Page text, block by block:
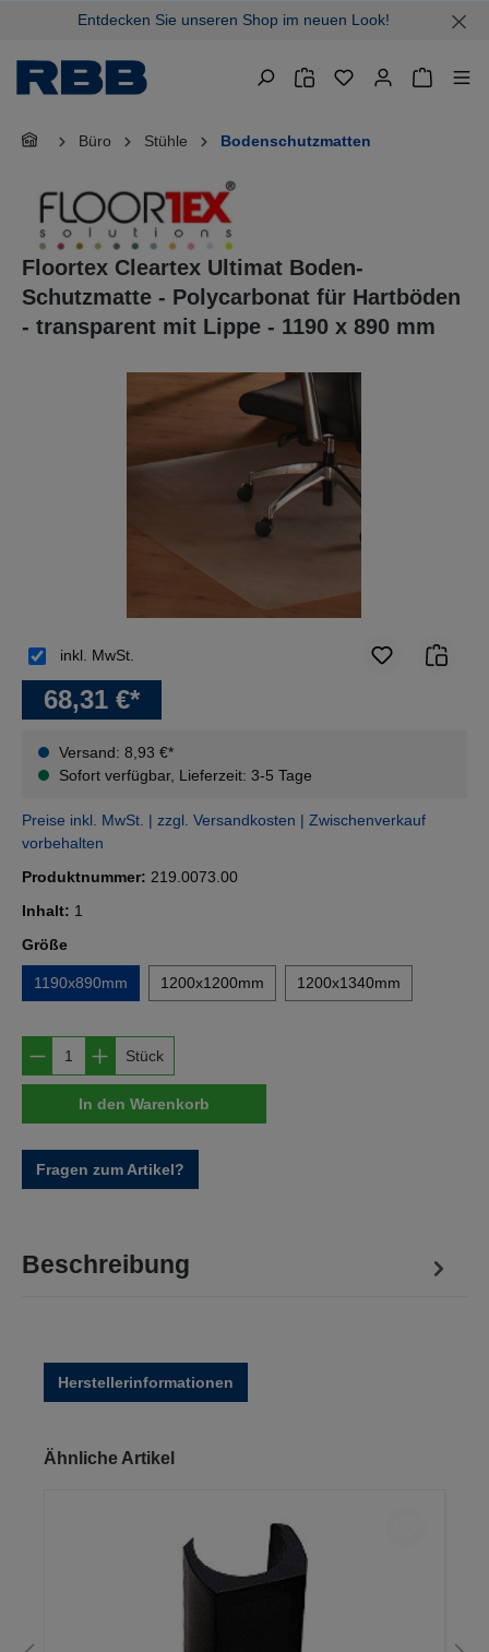
springenEntdecken Sie unseren Shop im neuen Look!
Büro Stühle Bodenschutzmatten
Floortex Cleartex Ultimat Boden-
Schutzmatte - Polycarbonat für Hartböden
- transparent mit Lippe - 1190 x 890 mm
Bildergalerie überspringen
68,31 €*
Versand: 8,93 €*
Sofort verfügbar, Lieferzeit: 3-5 Tage
inkl. MwSt.
Preise inkl. MwSt. | zzgl. Versandkosten | Zwischenverkauf
vorbehalten
Produktnummer: 219.0073.00
Inhalt: 1
Größeauswählen
1190x890mm 1200x1200mm 1200x1340mm
Produkt Anzahl: Gib den gewünschten
Stück
In den Warenkorb
Fragen zum Artikel?
Beschreibung
Herstellerinformationen
Produktgalerie überspringen
Ähnliche Artikel